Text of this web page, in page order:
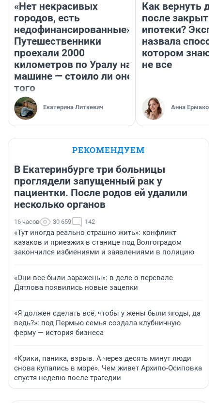
«Нет некрасивых
городов, есть
недофинансированные».
Путешественники
проехали 2000
километров по Уралу на
машине — стоило ли оно
того
Екатерина Литкевич
Как вернуть
после
ипотеки?
назвала
котором
не все
Анна Ермакова
РЕКОМЕНДУЕМ
В Екатеринбурге три больницы
проглядели запущенный рак у
пациентки. После родов ей удалили
несколько органов
16 часов 30 659 142
«Тут иногда реально страшно жить»: конфликт
казаков и приезжих в станице под Волгоградом
закончился избиениями и заявлениями в полицию
«Они все были заражены»: в деле о перевале
Дятлова появились новые зацепки
«Я должен сделать всё, чтобы у жены были ягоды, да
ведь?»: под Пермью семья создала клубничную
ферму — история бизнеса
«Крики, паника, взрыв. А через десять минут люди
снова купались в море». Чем живет Архипо-Осиповка
спустя неделю после трагедии